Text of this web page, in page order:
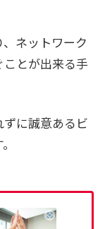
ネットワーク
とが出来る手
に誠意あるビ